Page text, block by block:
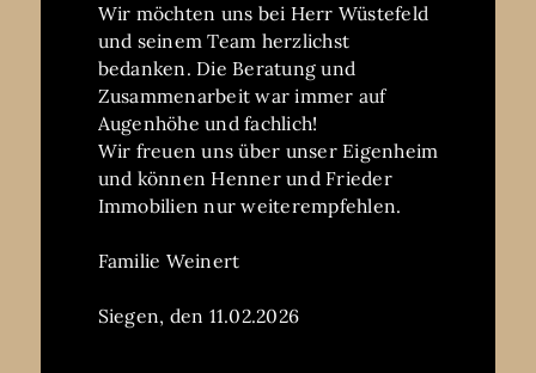
Auch die Organisation des
Notartermins erfolgte schnell und
effizient, was den Verkaufsprozess
zusätzlich beschleunigte.
Der persönliche Umgang war
jederzeit höflich, respektvoll und
wertschätzend – man merkt, dass
hier mit Engagement und Erfahrung
Wir können Herrn Wüstefeld
Wir möchten uns bei Herr Wüstefeld
und seinem Team herzlichst
bedanken. Die Beratung und
Zusammenarbeit war immer auf
Augenhöhe und fachlich!
Wir freuen uns über unser Eigenheim
und können Henner und Frieder
Immobilien nur weiterempfehlen.
Familie Weinert
Siegen, den 11.02.2026